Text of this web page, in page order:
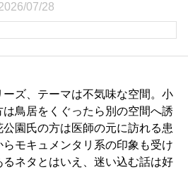
07/28
ズ、テーマは不気味な空間。小
は鳥居をくぐったら別の空間へ誘
園氏の方は医師の元に訪れる患
モキュメンタリ系の印象も受け
るネタとはいえ、迷い込む話は好